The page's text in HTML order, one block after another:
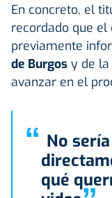
En concreto, el
recordado que
previamente
de Burgos y de la
avanzar en el
“ No sería mejor preguntar
qué